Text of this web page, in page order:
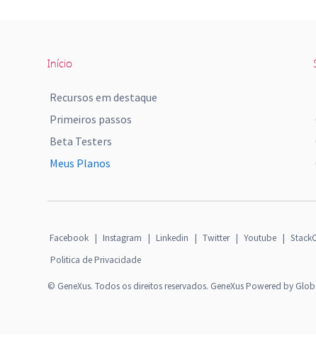
Início
Recursos em destaque
Primeiros passos
Beta Testers
Meus Planos
Facebook | Instagram | Linkedin | Twitter | Youtube |
Politica de Privacidade
© GeneXus. Todos os direitos reservados. GeneXus Powered by